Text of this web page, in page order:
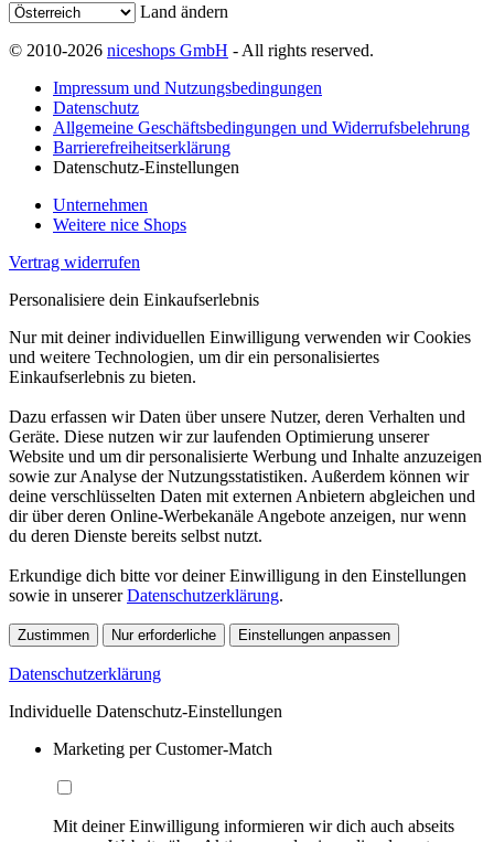
Land ändern
© 2010-2026 niceshops GmbH - All rights reserved.
Impressum und Nutzungsbedingungen
Datenschutz
Allgemeine Geschäftsbedingungen und Widerrufsbelehrung
Barrierefreiheitserklärung
Datenschutz-Einstellungen
Unternehmen
Weitere nice Shops
Vertrag widerrufen
Personalisiere dein Einkaufserlebnis
Nur mit deiner individuellen Einwilligung verwenden wir Cookies
und weitere Technologien, um dir ein personalisiertes
Einkaufserlebnis zu bieten.
Dazu erfassen wir Daten über unsere Nutzer, deren Verhalten und
Geräte. Diese nutzen wir zur laufenden Optimierung unserer
Website und um dir personalisierte Werbung und Inhalte anzuzeigen
sowie zur Analyse der Nutzungsstatistiken. Außerdem können wir
deine verschlüsselten Daten mit externen Anbietern abgleichen und
dir über deren Online-Werbekanäle Angebote anzeigen, nur wenn
du deren Dienste bereits selbst nutzt.
Erkundige dich bitte vor deiner Einwilligung in den Einstellungen
sowie in unsererDatenschutzerklärung.
Zustimmen Nur erforderliche Einstellungen anpassen
Datenschutzerklärung
Individuelle Datenschutz-Einstellungen
Marketing per Customer-Match
Mit deiner Einwilligung informieren wir dich auch abseits